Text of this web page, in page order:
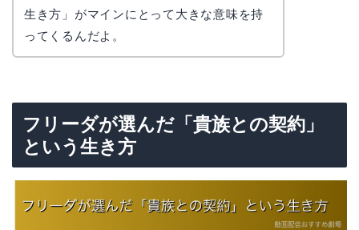
生き方」がマインにとって大きな意味を持
ってくるんだよ。
フリーダが選んだ「貴族との契約」
という生き方